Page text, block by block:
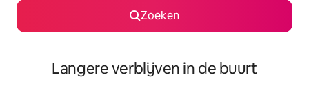
Zoeken
Langere verblijven in de buurt